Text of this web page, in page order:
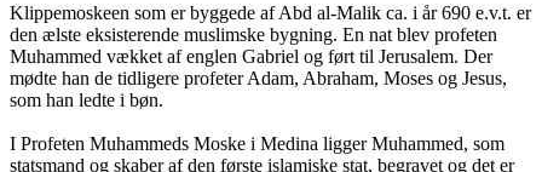
Klippemoskeen som er byggede af Abd al-Malik ca. i år 690 e.v.t. er
den ælste eksisterende muslimske bygning. En nat blev profeten
Muhammed vækket af englen Gabriel og ført til Jerusalem. Der
mødte han de tidligere profeter Adam, Abraham, Moses og Jesus,
som han ledte i bøn.
I Profeten Muhammeds Moske i Medina ligger Muhammed, som
statsmand og skaber af den første islamiske stat, begravet og det er